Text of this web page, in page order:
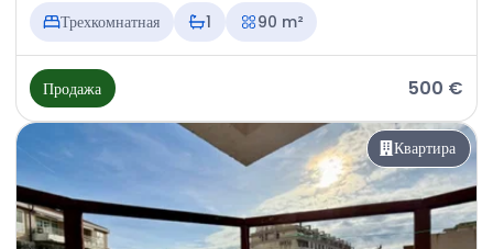
Трехкомнатная
1 90 m²
Продажа 500 €
Квартира